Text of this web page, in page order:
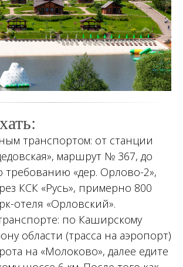
транспортом: от станции
маршрут № 367, до
требованию «дер. Орлово-2»,
КСК «Русь», примерно 800
отеля «Орловский».
по Каширскому
области (трасса на аэропорт)
на «Молоково», далее едите